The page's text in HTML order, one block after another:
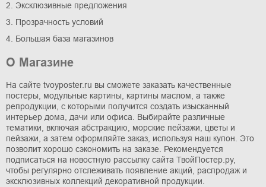
2. Эксклюзивные предложения
3. Прозрачность условий
4. Большая база магазинов
О Магазине
На сайте tvoyposter.ru вы сможете заказать качественные
постеры, модульные картины, картины маслом, а также
репродукции, с которыми получится создать изысканный
интерьер дома, дачи или офиса. Выбирайте различные
тематики, включая абстракцию, морские пейзажи, цветы и
пейзажи, а затем оформляйте заказ, используя наш купон. Это
позволит хорошо сэкономить на заказе. Рекомендуется
подписаться на новостную рассылку сайта ТвойПостер.ру,
чтобы регулярно отслеживать появление акций, распродаж и
эксклюзивных коллекций декоративной продукции.